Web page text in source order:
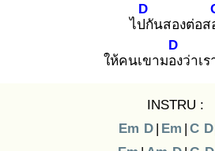
ไปกั
D
นสองต่อส
ให้คนเขามอง
D
ว่าเ
INSTRU :
Em D | Em | C D